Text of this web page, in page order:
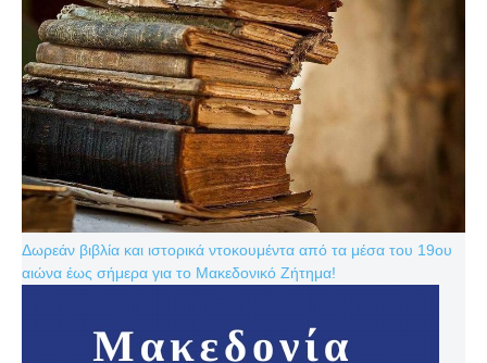
Δωρεάν βιβλία και ιστορικά ντοκουμέντα από τα μέσα του 19ου
αιώνα έως σήμερα για το Μακεδονικό Ζήτημα!